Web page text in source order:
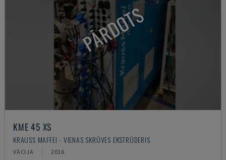
PĀRDOTS
KME 45 XS
KRAUSS MAFFEI - VIENAS SKRŪVES EKSTRŪDERIS
VĀCIJA 2016